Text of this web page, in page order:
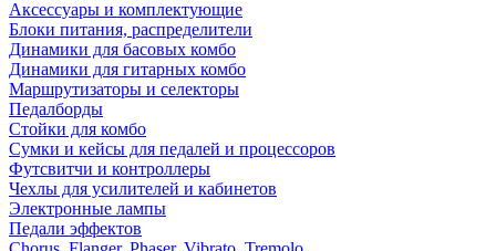
Аксессуары и комплектующие
Блоки питания, распределители
Динамики для басовых комбо
Динамики для гитарных комбо
Маршрутизаторы и селекторы
Педалборды
Стойки для комбо
Сумки и кейсы для педалей и процессоров
Футсвитчи и контроллеры
Чехлы для усилителей и кабинетов
Электронные лампы
Педали эффектов